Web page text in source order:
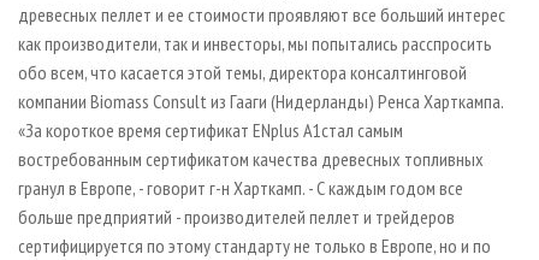
древесных пеллет и ее стоимости проявляют все больший интерес
как производители, так и инвесторы, мы попытались расспросить
обо всем, что касается этой темы, директора консалтинговой
компании Biomass Consult из Гааги (Нидерланды) Ренса Харткампа.
«За короткое время сертификат ENplus А1стал самым
востребованным сертификатом качества древесных топливных
гранул в Европе, - говорит г­-н Харткамп. - С каждым годом все
больше предприятий - производителей пеллет и трейдеров
сертифицируется по этому стандарту не только в Европе, но и по